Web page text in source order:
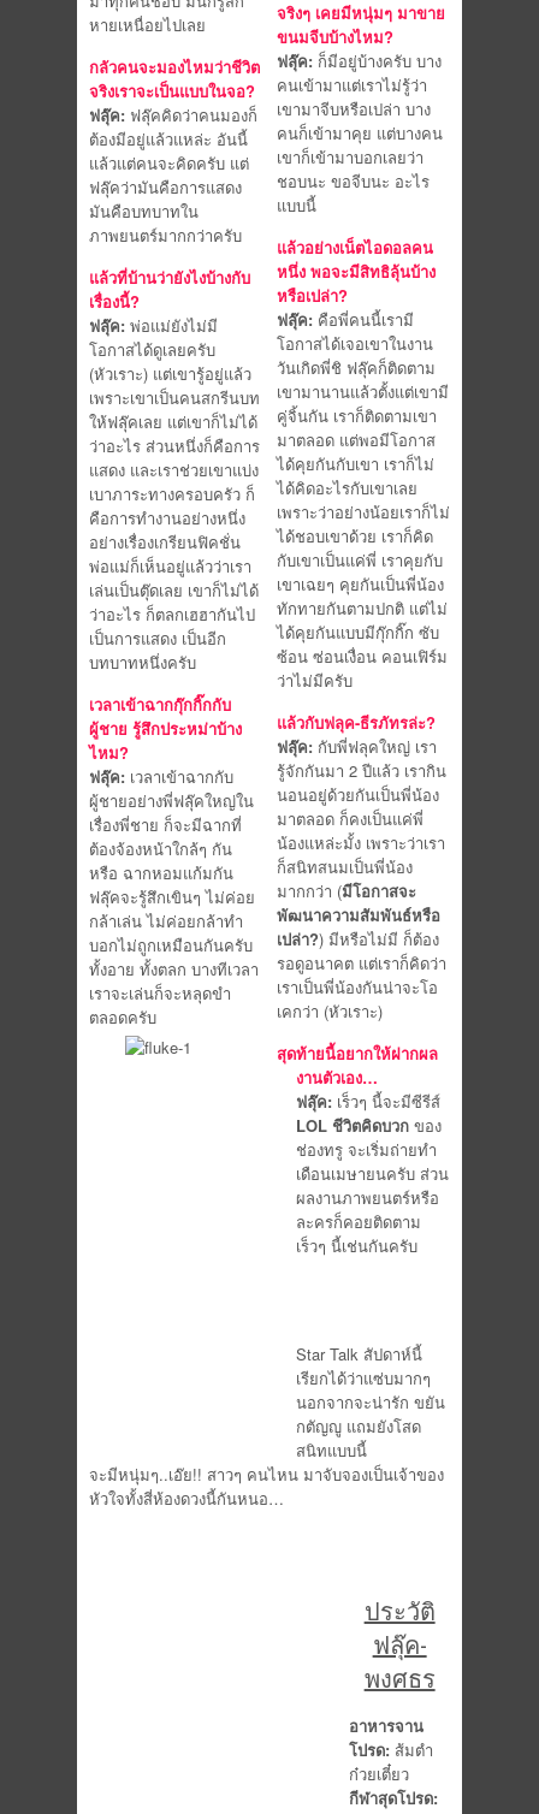
หายเหนื่อยไปเลย
กลัวคนจะมองไหมว่าชีวิต
จริงเราจะเป็นแบบในจอ?
ฟลุ๊ค: ฟลุ๊คคิดว่าคนมองก็
ต้องมีอยู่แล้วแหล่ะ อันนี้
แล้วแต่คนจะคิดครับ แต่
ฟลุ๊คว่ามันคือการแสดง
มันคือบทบาทใน
ภาพยนตร์มากกว่าครับ
แล้วที่บ้านว่ายังไงบ้างกับ
เรื่องนี้?
ฟลุ๊ค: พ่อแม่ยังไม่มี
โอกาสได้ดูเลยครับ
(หัวเราะ) แต่เขารู้อยู่แล้ว
เพราะเขาเป็นคนสกรีนบท
ให้ฟลุ๊คเลย แต่เขาก็ไม่ได้
ว่าอะไร ส่วนหนึ่งก็คือการ
แสดง และเราช่วยเขาแบ่ง
เบาภาระทางครอบครัว ก็
คือการทำงานอย่างหนึ่ง
อย่างเรื่องเกรียนฟิคชั่น
พ่อแม่ก็เห็นอยู่แล้วว่าเรา
เล่นเป็นตุ๊ดเลย เขาก็ไม่ได้
ว่าอะไร ก็ตลกเฮฮากันไป
เป็นการแสดง เป็นอีก
บทบาทหนึ่งครับ
เวลาเข้าฉากกุ๊กกิ๊กกับ
ผู้ชาย รู้สึกประหม่าบ้าง
ไหม?
ฟลุ๊ค: เวลาเข้าฉากกับ
ผู้ชายอย่างพี่ฟลุ๊คใหญ่ใน
เรื่องพี่ชาย ก็จะมีฉากที่
ต้องจ้องหน้าใกล้ๆ กัน
หรือ ฉากหอมแก้มกัน
ฟลุ๊คจะรู้สึกเขินๆ ไม่ค่อย
กล้าเล่น ไม่ค่อยกล้าทำ
บอกไม่ถูกเหมือนกันครับ
ทั้งอาย ทั้งตลก บางทีเวลา
เราจะเล่นก็จะหลุดขำ
ตลอดครับ
จริงๆ เคยมีหนุ่มๆ มาขาย
ขนมจีบบ้างไหม?
ฟลุ๊ค: ก็มีอยู่บ้างครับ บาง
คนเข้ามาแต่เราไม่รู้ว่า
เขามาจีบหรือเปล่า บาง
คนก็เข้ามาคุย แต่บางคน
เขาก็เข้ามาบอกเลยว่า
ชอบนะ ขอจีบนะ อะไร
แบบนี้
แล้วอย่างเน็ตไอดอลคน
หนึ่ง พอจะมีสิทธิลุ้นบ้าง
หรือเปล่า?
ฟลุ๊ค: คือพี่คนนี้เรามี
โอกาสได้เจอเขาในงาน
วันเกิดพี่ชิ ฟลุ๊คก็ติดตาม
เขามานานแล้วตั้งแต่เขามี
คู่จิ้นกัน เราก็ติดตามเขา
มาตลอด แต่พอมีโอกาส
ได้คุยกันกับเขา เราก็ไม่
ได้คิดอะไรกับเขาเลย
เพราะว่าอย่างน้อยเราก็ไม่
ได้ชอบเขาด้วย เราก็คิด
กับเขาเป็นแค่พี่ เราคุยกับ
เขาเฉยๆ คุยกันเป็นพี่น้อง
ทักทายกันตามปกติ แต่ไม่
ได้คุยกันแบบมีกุ๊กกิ๊ก ซับ
ซ้อน ซ่อนเงื่อน คอนเฟิร์ม
ว่าไม่มีครับ
แล้วกับฟลุค-ธีรภัทรล่ะ?
ฟลุ๊ค: กับพี่ฟลุคใหญ่ เรา
รู้จักกันมา 2 ปีแล้ว เรากิน
นอนอยู่ด้วยกันเป็นพี่น้อง
มาตลอด ก็คงเป็นแค่พี่
น้องแหล่ะมั้ง เพราะว่าเรา
ก็สนิทสนมเป็นพี่น้อง
มากกว่า (มีโอกาสจะ
พัฒนาความสัมพันธ์หรือ
เปล่า?) มีหรือไม่มี ก็ต้อง
รอดูอนาคต แต่เราก็คิดว่า
เราเป็นพี่น้องกันน่าจะโอ
เคกว่า (หัวเราะ)
สุดท้ายนี้อยากให้ฝากผล
งานตัวเอง…
ฟลุ๊ค: เร็วๆ นี้จะมีซีรีส์
LOL ชีวิตคิดบวก ของ
ช่องทรู จะเริ่มถ่ายทำ
เดือนเมษายนครับ ส่วน
ผลงานภาพยนตร์หรือ
ละครก็คอยติดตาม
เร็วๆ นี้เช่นกันครับ
Star Talk สัปดาห์นี้
เรียกได้ว่าแซ่บมากๆ
นอกจากจะน่ารัก ขยัน
กตัญญู แถมยังโสด
สนิทแบบนี้
จะมีหนุ่มๆ..เอ๊ย!! สาวๆ คนไหน มาจับจองเป็นเจ้าของ
หัวใจทั้งสี่ห้องดวงนี้กันหนอ…
ประวัติ
ฟลุ๊ค-
พงศธร
อาหารจาน
โปรด: ส้มตำ
ก๋วยเตี๋ยว
กีฬาสุดโปรด: